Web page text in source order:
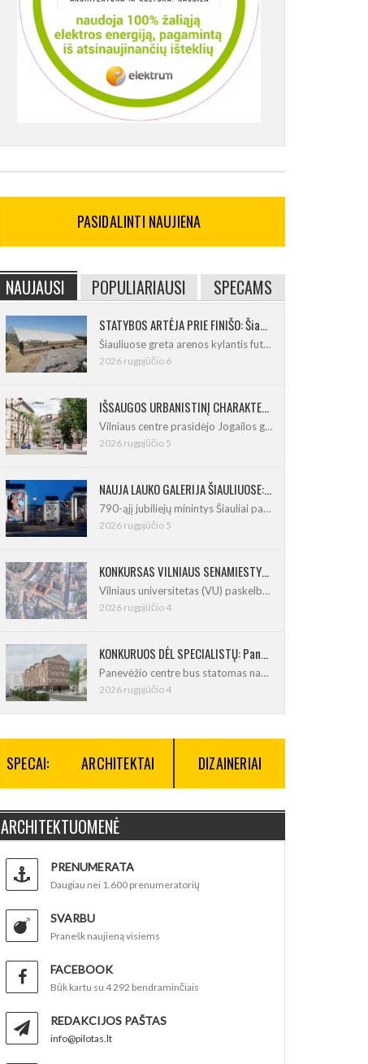
PASIDALINTI NAUJIENA
NAUJAUSI POPULIARIAUSI SPECAMS
STATYBOS ARTĖJA PRIE FINIŠO: Šiaulių futbolo ir regbio maniežas įgavo kontūrus
Šiauliuose greta arenos kylantis futbolo
2026 rugpjūčio 6
IŠSAUGOS URBANISTINĮ CHARAKTERĮ: Vilniuje pradėtas Jogailos gatvės remontas
Vilniaus centre prasidėjo Jogailos gatvės
2026 rugpjūčio 5
NAUJA LAUKO GALERIJA ŠIAULIUOSE: Pirmoje ekspozicijoje – Eduardo Juchnevičiaus kūryba
790-ąjį jubiliejų minintys Šiauliai pasipildo
2026 rugpjūčio 5
KONKURSAS VILNIAUS SENAMIESTYJE: Vilniaus universitetui reikia pedagogų rengimo centro
Vilniaus universitetas (VU) paskelbė pastatų
2026 rugpjūčio 4
KONKURUOS DĖL SPECIALISTŲ: Panevėžio centre iškils naujas 21 būsto namas
Panevėžio centre bus statomas naujas
2026 rugpjūčio 4
SPECAI: ARCHITEKTAI DIZAINERIAI
ARCHITEKTUOMENĖ
PRENUMERATA
Daugiau nei 1.600 prenumeratorių
SVARBU
Pranešk naujieną visiems
FACEBOOK
Būk kartu su 4 292 bendraminčiais
REDAKCIJOS PAŠTAS
info@pilotas.lt